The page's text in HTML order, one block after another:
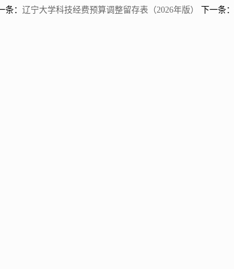
条： 辽宁大学科技经费预算调整留存表（2026年版） 下一条：